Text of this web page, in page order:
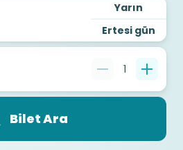
Yarın
Ertesi gün
1
Bilet Ara